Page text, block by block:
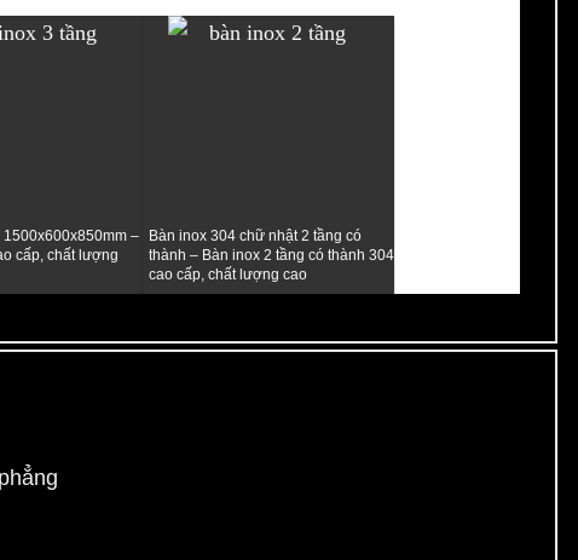
1500x600x850mm –
cấp, chất lượng
Bàn inox 304 chữ nhật 2 tầng có
thành – Bàn inox 2 tầng có thành 304
cao cấp, chất lượng cao